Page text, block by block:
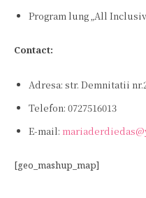
Program lung „All
Contact:
Adresa: str. Demnitatii
Telefon: 0727516013
E-mail:
[geo_mashup_map]